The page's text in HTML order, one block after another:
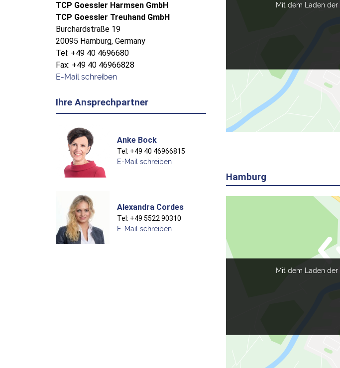
TCP Goessler Harmsen GmbH
TCP Goessler Treuhand GmbH
Burchardstraße 19
20095 Hamburg, Germany
Tel: +49 40 4696680
Fax: +49 40 46966828
E-Mail schreiben
Ihre Ansprechpartner
Anke Bock
Tel: +49 40 46966815
E-Mail schreiben
Alexandra Cordes
Tel: +49 5522 90310
E-Mail schreiben
Mit dem Laden der
Hamburg
Mit dem Laden der